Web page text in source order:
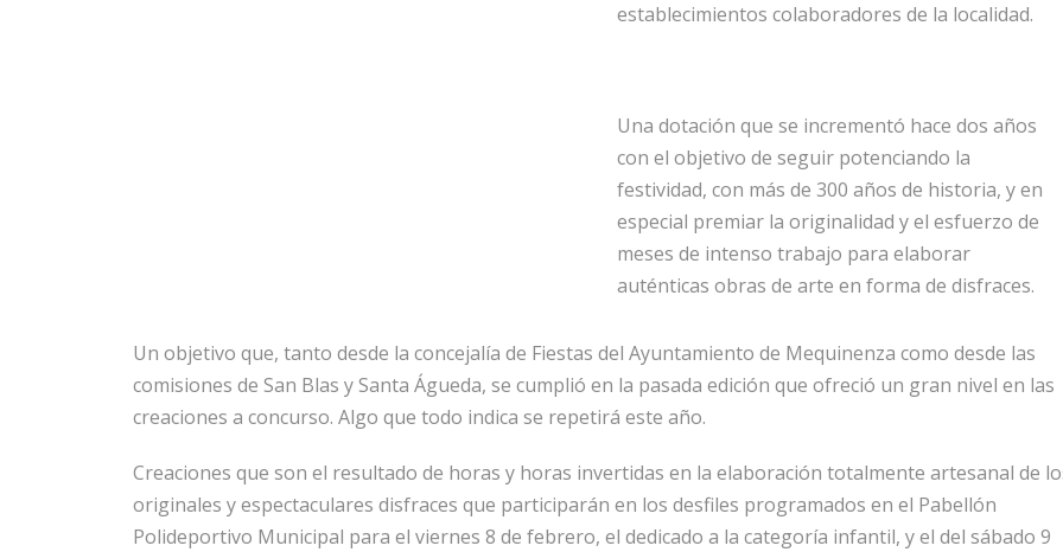
establecimientos colaboradores de la localidad.
Una dotación que se incrementó hace dos años
con el objetivo de seguir potenciando la
festividad, con más de 300 años de historia, y en
especial premiar la originalidad y el esfuerzo de
meses de intenso trabajo para elaborar
auténticas obras de arte en forma de disfraces.
Un objetivo que, tanto desde la concejalía de Fiestas del Ayuntamiento de Mequinenza como desde las
comisiones de San Blas y Santa Águeda, se cumplió en la pasada edición que ofreció un gran nivel en las
creaciones a concurso. Algo que todo indica se repetirá este año.
Creaciones que son el resultado de horas y horas invertidas en la elaboración totalmente artesanal de
originales y espectaculares disfraces que participarán en los desfiles programados en el Pabellón
Polideportivo Municipal para el viernes 8 de febrero, el dedicado a la categoría infantil, y el del sábado 9